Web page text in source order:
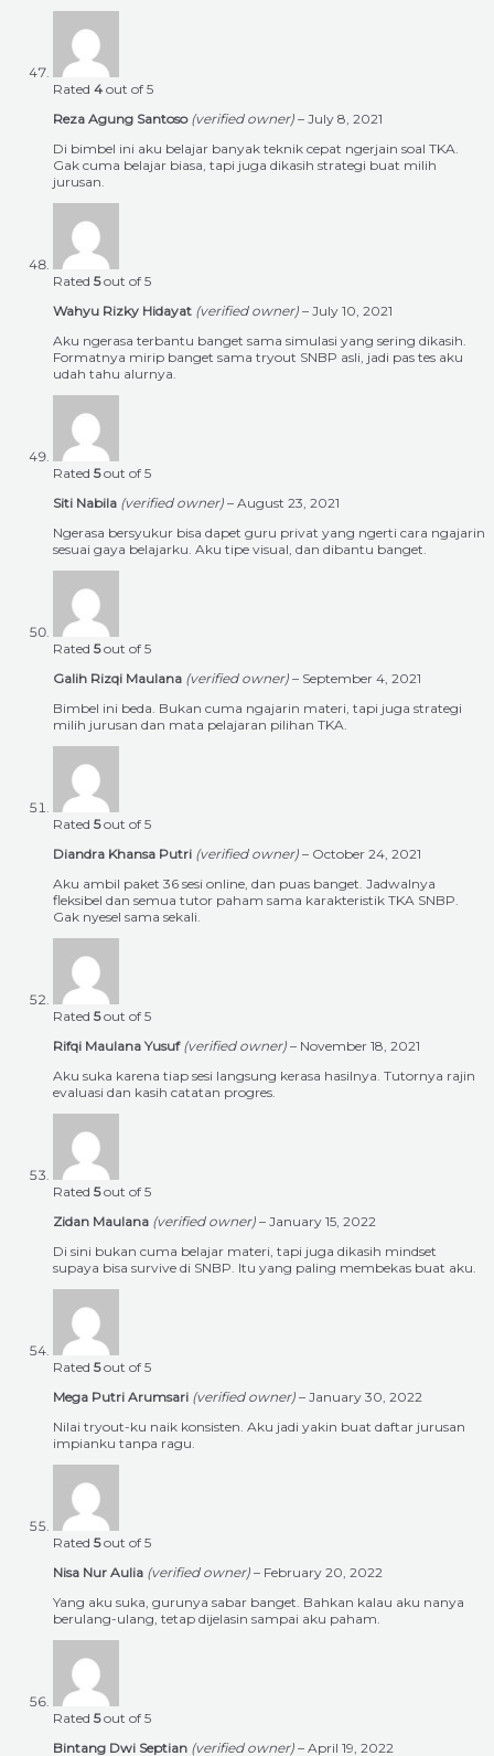
Rated 4 out of 5
Reza Agung Santoso (verified owner) – July 8, 2021
Di bimbel ini aku belajar banyak teknik cepat ngerjain soal TKA.
Gak cuma belajar biasa, tapi juga dikasih strategi buat milih
jurusan.
Rated 5out of 5
Wahyu Rizky Hidayat (verified owner) – July 10, 2021
Aku ngerasa terbantu banget sama simulasi yang sering dikasih.
Formatnya mirip banget sama tryout SNBP asli, jadi pas tes aku
udah tahu alurnya.
Rated 5out of 5
Siti Nabila (verified owner) – August 23, 2021
Ngerasa bersyukur bisa dapet guru privat yang ngerti cara ngajarin
sesuai gaya belajarku. Aku tipe visual, dan dibantu banget.
Rated 5out of 5
Galih Rizqi Maulana (verified owner) – September 4, 2021
Bimbel ini beda. Bukan cuma ngajarin materi, tapi juga strategi
milih jurusan dan mata pelajaran pilihan TKA.
Rated 5out of 5
Diandra Khansa Putri (verified owner) – October 24, 2021
Aku ambil paket 36 sesi online, dan puas banget. Jadwalnya
fleksibel dan semua tutor paham sama karakteristik TKA SNBP.
Gak nyesel sama sekali.
Rated 5out of 5
Rifqi Maulana Yusuf (verified owner) – November 18, 2021
Aku suka karena tiap sesi langsung kerasa hasilnya. Tutornya rajin
evaluasi dan kasih catatan progres.
Rated 5out of 5
Zidan Maulana (verified owner) – January 15, 2022
Di sini bukan cuma belajar materi, tapi juga dikasih mindset
supaya bisa survive di SNBP. Itu yang paling membekas buat aku.
Rated 5out of 5
Mega Putri Arumsari (verified owner) – January 30, 2022
Nilai tryout-ku naik konsisten. Aku jadi yakin buat daftar jurusan
impianku tanpa ragu.
Rated 5out of 5
Nisa Nur Aulia (verified owner) – February 20, 2022
Yang aku suka, gurunya sabar banget. Bahkan kalau aku nanya
berulang-ulang, tetap dijelasin sampai aku paham.
Rated 5out of 5
Bintang Dwi Septian (verified owner) – April 19, 2022